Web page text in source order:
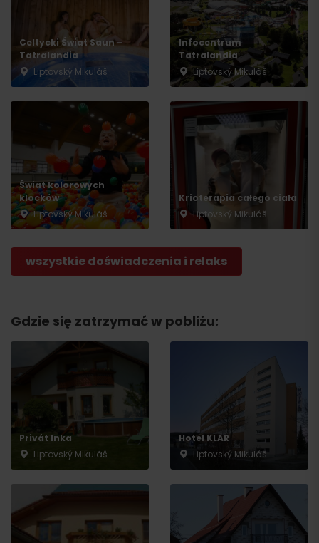
Celtycki Świat Saun –
Tatralandia
Liptovský Mikuláš
Infocentrum
Tatralandia
Liptovský Mikuláš
Świat kolorowych
klocków
Liptovský Mikuláš
Krioterapia całego ciała
Liptovský Mikuláš
wszystkie doświadczenia i relaks
Gdzie się zatrzymać w pobliżu:
Privát Inka
Liptovský Mikuláš
Hotel KLAR
Liptovský Mikuláš